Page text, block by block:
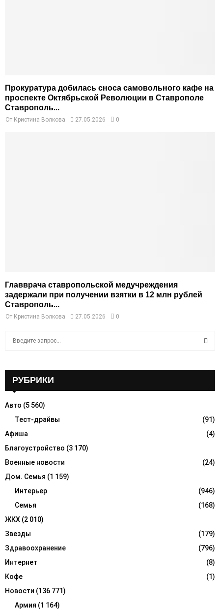
Прокуратура добилась сноса самовольного кафе на
проспекте Октябрьской Революции в Ставрополе
Ставрополь...
От Кристина Волкова 27.05.2026 0
Главврача ставропольской медучреждения
задержали при получении взятки в 12 млн рублей
Ставрополь...
От Кристина Волкова 27.05.2026 0
o
R
C
H
РУБРИКИ
Авто (5 560)
Тест-драйвы
(91)
Афиша
(4)
Благоустройство (3 170)
Военные новости
(24)
Дом. Семья (1 159)
Интерьер
(946)
Семья
(168)
ЖКХ (2 010)
Звезды
(179)
Здравоохранение
(796)
Интернет
(8)
Кофе
(1)
Новости (136 771)
Армия (1 164)